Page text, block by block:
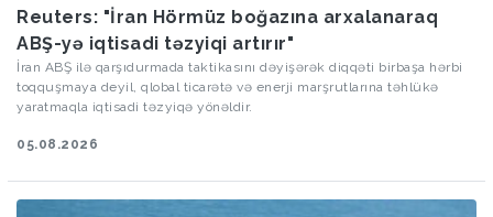
Reuters: "İran Hörmüz boğazına arxalanaraq
ABŞ-yə iqtisadi təzyiqi artırır"
İran ABŞ ilə qarşıdurmada taktikasını dəyişərək diqqəti birbaşa hərbi
toqquşmaya deyil, qlobal ticarətə və enerji marşrutlarına təhlükə
yaratmaqla iqtisadi təzyiqə yönəldir.
05.08.2026